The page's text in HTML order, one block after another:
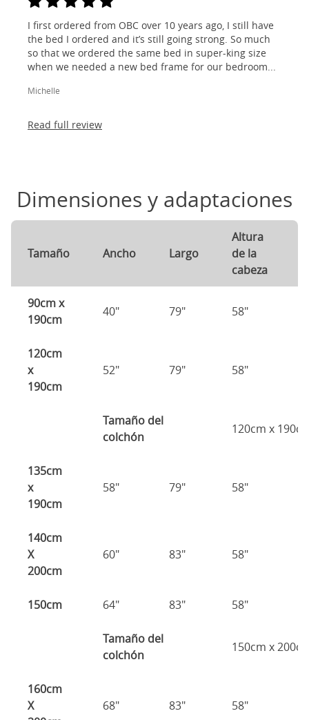
I first ordered from OBC over 10 years ago, I still have
the bed I ordered and it’s still going strong. So much
so that we ordered the same bed in super-king size
when we needed a new bed frame for our bedroom...
Michelle
Read full review
Dimensiones y adaptaciones
Tamaño Ancho Largo
Altura
de la
cabeza
90cm x
190cm
40" 79" 58"
120cm
x
190cm
52" 79" 58"
Tamaño del
colchón
120cm x
135cm
x
190cm
58" 79" 58"
140cm
X
200cm
60" 83" 58"
150cm 64" 83" 58"
Tamaño del
colchón
150cm x
160cm
X
68" 83" 58"